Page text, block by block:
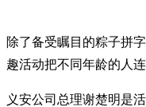
除了备受瞩目的粽子拼
趣活动把不同年龄的人连
义安公司总理谢楚明是